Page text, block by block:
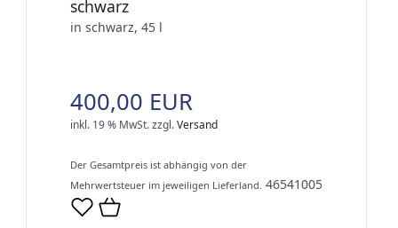
schwarz
in schwarz, 45 l
400,00 EUR
inkl. 19 % MwSt.zzgl.Versand
Der Gesamtpreis ist abhängig von der
Mehrwertsteuer im jeweiligen Lieferland. 46541005